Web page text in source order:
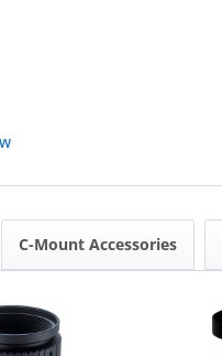
C-Mount Accessories